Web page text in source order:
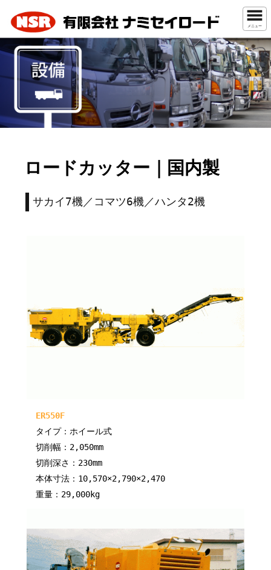
メニュー
ロードカッター｜国内製
サカイ7機／コマツ6機／ハンタ2機
ER550F
タイプ：ホイール式
切削幅：2,050mm
切削深さ：230mm
本体寸法：10,570×2,790×2,470
重量：29,000kg